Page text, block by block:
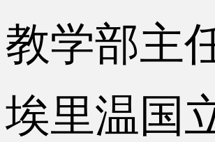
教学部主
埃里温国